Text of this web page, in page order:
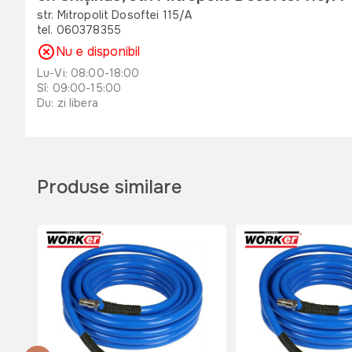
str. Mitropolit Dosoftei 115/A
tel. 060378355
Nu e disponibil
Lu-Vi: 08:00-18:00
Sî: 09:00-15:00
Du: zi libera
Disponibil
Du: 08:00-15:00
or. Edinet, str. Octavian Cirimpei 65
str. Octavian Cirimpei 65
tel. 060311174
Disponibil
Lu-Vi: 08:00-18:00
Produse similare